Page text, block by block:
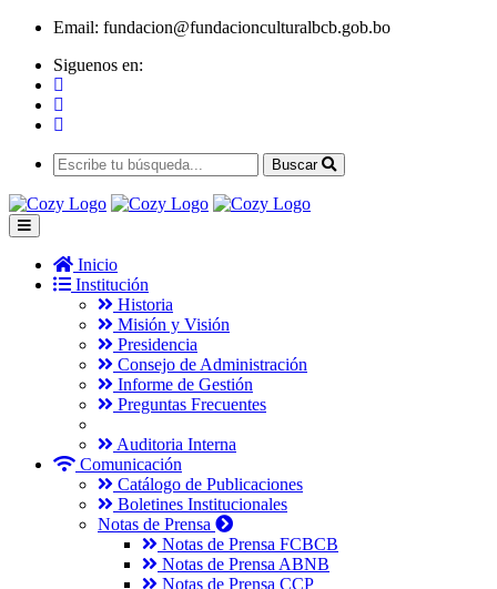
Email: fundacion@fundacionculturalbcb.gob.bo
Siguenos en:
Buscar
Inicio
Institución
Historia
Misión y Visión
Presidencia
Consejo de Administración
Informe de Gestión
Preguntas Frecuentes
Auditoria Interna
Comunicación
Catálogo de Publicaciones
Boletines Institucionales
Notas de Prensa
Notas de Prensa FCBCB
Notas de Prensa ABNB
Notas de Prensa CCP